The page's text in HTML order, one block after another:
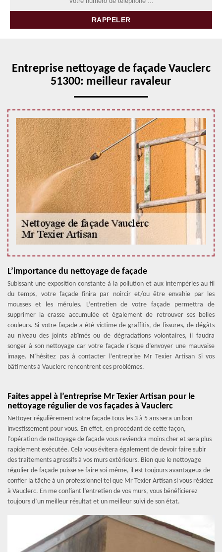
Entreprise nettoyage de façade Vauclerc
51300: meilleur ravaleur
L’importance du nettoyage de façade
Subissant une exposition constante à la pollution et aux intempéries au fil
du temps, votre façade finira par noircir et/ou être envahie par les
mousses et les mérules. L’entretien de votre façade permettra de
supprimer la crasse accumulée et également de retrouver ses belles
couleurs. Si votre façade a été victime de graffitis, de fissures, de dégâts
au niveau des joints abîmés ou de dégradations volontaires, il faudra
songer à son nettoyage car votre façade risque d’envoyer une mauvaise
image. N’hésitez pas à contacter l’entreprise Mr Texier Artisan Si vos
bâtiments à Vauclerc rencontrent ces problèmes.
Faites appel à l’entreprise Mr Texier Artisan pour le
nettoyage régulier de vos façades à Vauclerc
Nettoyer régulièrement votre façade tous les 3 à 5 ans sera un bon
investissement pour vous. En effet, en procédant de cette façon,
l’opération de nettoyage de façade vous reviendra moins cher et sera plus
rapidement exécutée. Cela vous évitera également de devoir faire subir
des traitements agressifs à vos murs extérieurs. Bien que le nettoyage
régulier de façade puisse se faire soi-même, il est toujours avantageux de
confier la tâche à un professionnel tel que Mr Texier Artisan si vous résidez
à Vauclerc. En me confiant l’entretien de vos murs, vous bénéficierez
toujours d’un meilleur résultat et un meilleur suivi de son état.